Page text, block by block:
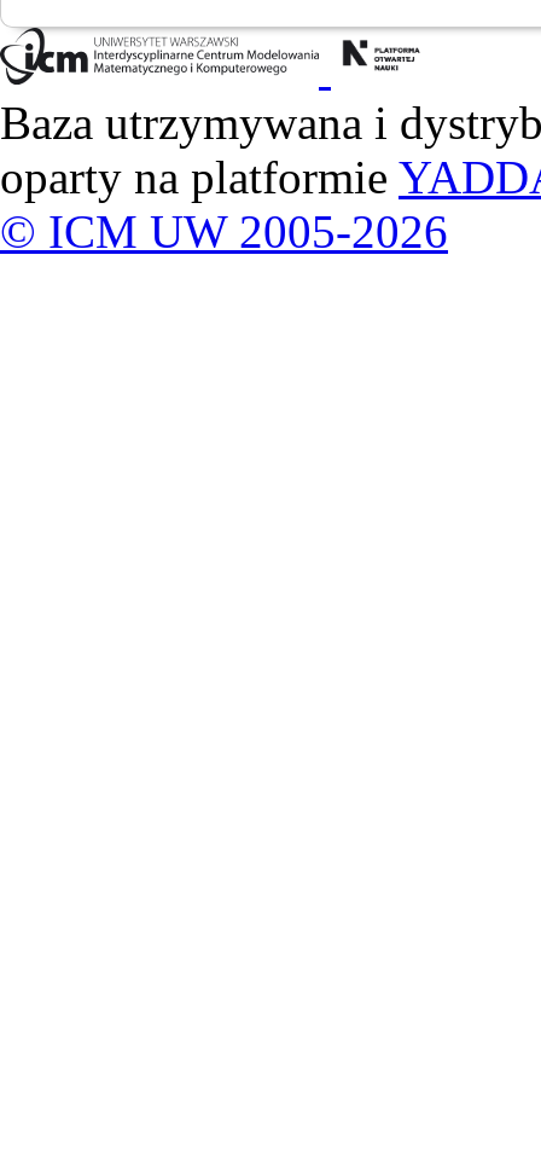
Baza utrzymywana i
oparty na platformie
© ICM UW 2005-2026